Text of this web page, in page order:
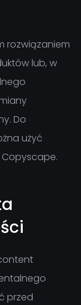
rozwiązaniem
lub, w
Do
użyć
Copyscape.
przed